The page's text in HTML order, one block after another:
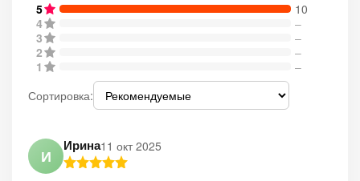
5
10
4
–
3
–
2
–
1
–
Сортировка:
И
Ирина11 окт 2025